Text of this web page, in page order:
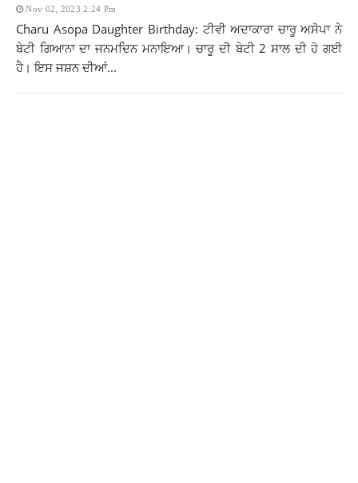
Nov 02, 2023 2:24 Pm
Charu Asopa Daughter Birthday: ਟੀਵੀ ਅਦਾਕਾਰਾ ਚਾਰੂ ਅਸੋਪਾ ਨੇ
ਬੇਟੀ ਗਿਆਨਾ ਦਾ ਜਨਮਦਿਨ ਮਨਾਇਆ। ਚਾਰੂ ਦੀ ਬੇਟੀ 2 ਸਾਲ ਦੀ ਹੋ ਗਈ
ਹੈ। ਇਸ ਜਸ਼ਨ ਦੀਆਂ...